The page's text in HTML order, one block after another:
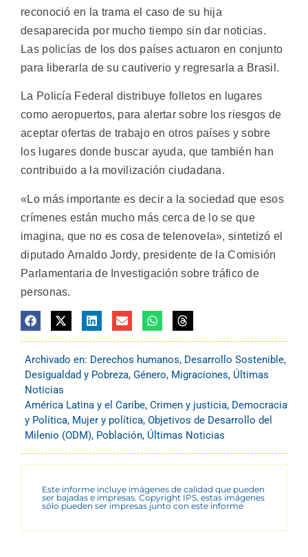
reconoció en la trama el caso de su hija
desaparecida por mucho tiempo sin dar noticias.
Las policías de los dos países actuaron en conjunto
para liberarla de su cautiverio y regresarla a Brasil.
La Policía Federal distribuye folletos en lugares
como aeropuertos, para alertar sobre los riesgos de
aceptar ofertas de trabajo en otros países y sobre
los lugares donde buscar ayuda, que también han
contribuido a la movilización ciudadana.
«Lo más importante es decir a la sociedad que esos
crímenes están mucho más cerca de lo se que
imagina, que no es cosa de telenovela», sintetizó el
diputado Arnaldo Jordy, presidente de la Comisión
Parlamentaria de Investigación sobre tráfico de
personas.
Archivado en: Derechos humanos, Desarrollo Sostenible,
Desigualdad y Pobreza, Género, Migraciones, Últimas
Noticias
América Latina y el Caribe, Crimen y justicia, Democracia
y Política, Mujer y política, Objetivos de Desarrollo del
Milenio (ODM), Población, Últimas Noticias
Este informe incluye imágenes de calidad que pueden
ser bajadas e impresas. Copyright IPS, estas imágenes
sólo pueden ser impresas junto con este informe